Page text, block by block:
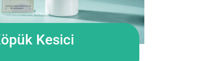
Kesici